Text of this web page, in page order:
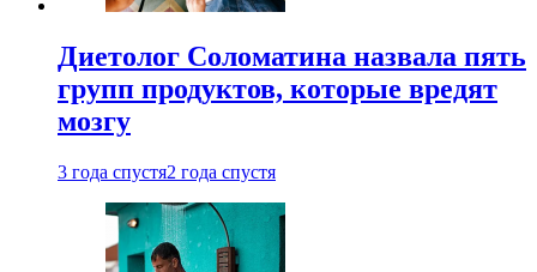
Диетолог Соломатина назвала пять
групп продуктов, которые вредят
мозгу
3 года спустя2 года спустя